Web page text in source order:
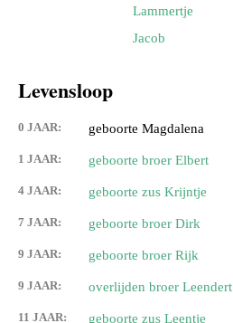
Lammertje
Jacob
Levensloop
0 JAAR: geboorte Magdalena
1 JAAR: geboorte broer Elbert
4 JAAR: geboorte zus Krijntje
7 JAAR: geboorte broer Dirk
9 JAAR: geboorte broer Rijk
9 JAAR: overlijden broer Leendert
11 JAAR: geboorte zus Leentje